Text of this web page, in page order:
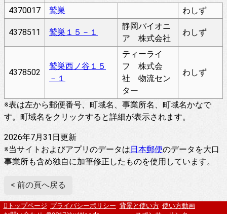
4370017
鷲巣 わしず
4378511 鷲巣１５－１
静岡パイオニ
ア 株式会社
わしず
4378502
鷲巣西ノ谷１５
－１
ティーライ
フ 株式会
社 物流セン
ター
わしず
※表は左から郵便番号、町域名、事業所名、町域名かなで
す。町域名をクリックすると詳細が表示されます。
2026年7月31日更新
※当サイトおよびアプリのデータは日本郵便のデータを大口
事業所も含め独自に加筆修正したものを使用しています。
< 前の頁へ戻る
トップページ プライバシーポリシー 背景と使い方 使い方動画